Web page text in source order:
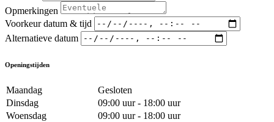
Opmerkingen
Voorkeur datum & tijd
Alternatieve datum
Openingstijden
Maandag
Gesloten
Dinsdag
09:00 uur - 18:00 uur
Woensdag
09:00 uur - 18:00 uur